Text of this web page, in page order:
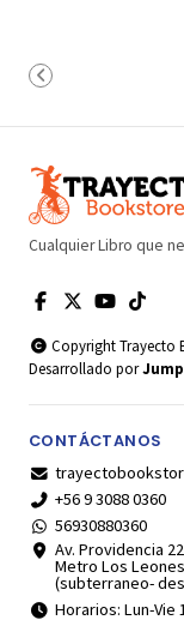
Cualquier Libro que
Copyright Trayecto
Desarrollado por
CONTÁCTANOS
+56 9 3088 0360
56930880360
Av. Providencia
Metro Los
(subterraneo-
Horarios: Lun-Vie